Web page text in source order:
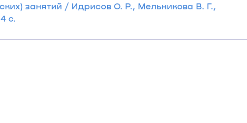
занятий / Идрисов О. Р., Мельникова В. Г.,
с.